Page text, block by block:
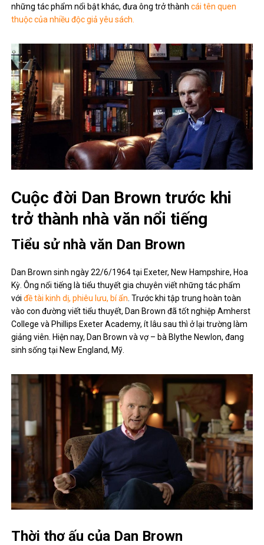
những tác phẩm nổi bật khác, đưa ông trở thànhcái tên quen
thuộc của nhiều độc giả yêu sách.
Cuộc đời Dan Brown trước khi
trở thành nhà văn nổi tiếng
Tiểu sử nhà văn Dan Brown
Dan Brown sinh ngày 22/6/1964 tại Exeter, New Hampshire, Hoa
Kỳ. Ông nổi tiếng là tiểu thuyết gia chuyên viết những tác phẩm
vớiđề tài kinh dị, phiêu lưu, bí ẩn. Trước khi tập trung hoàn toàn
vào con đường viết tiểu thuyết, Dan Brown đã tốt nghiệp Amherst
College và Phillips Exeter Academy, ít lâu sau thì ở lại trường làm
giảng viên. Hiện nay, Dan Brown và vợ – bà Blythe Newlon, đang
sinh sống tại New England, Mỹ.
Thời thơ ấu của Dan Brown